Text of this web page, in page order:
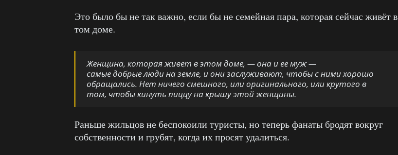
Это было бы не так важно, если бы не семейная пара, которая сейчас живёт в
том доме.
Женщина, которая живёт в этом доме, — она и её муж —
самые добрые люди на земле, и они заслуживают, чтобы с ними хорошо
обращались. Нет ничего смешного, или оригинального, или крутого в
том, чтобы кинуть пиццу на крышу этой женщины.
Раньше жильцов не беспокоили туристы, но теперь фанаты бродят вокруг
собственности и грубят, когда их просят удалиться.